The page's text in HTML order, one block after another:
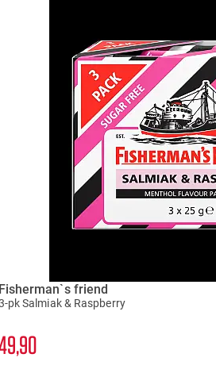
Fisherman`s friend
pk Salmiak & Raspberry
90